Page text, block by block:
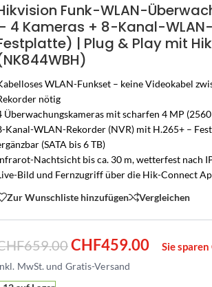
Funk-WLAN-
4 Kameras + 8-Kanal-
| Plug & Play mit
WLAN-Funkset – keine Videokabel
nötig
Überwachungskameras mit scharfen 4 MP
Kanal-WLAN-Rekorder (NVR) mit H.265+ –
(SATA bis 6 TB)
Nachtsicht bis ca. 30 m, wetterfest nach
Bild und Fernzugriff über die Hik-Connect
Zur Wunschliste hinzufügen
Vergleichen
659.00CHF459.00 Sie sparen